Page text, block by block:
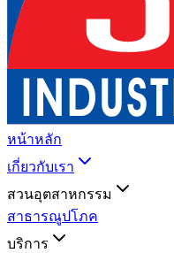
หน้าหลัก
เกี่ยวกับเรา
สวนอุตสาหกรรม
สาธารณูปโภค
บริการ